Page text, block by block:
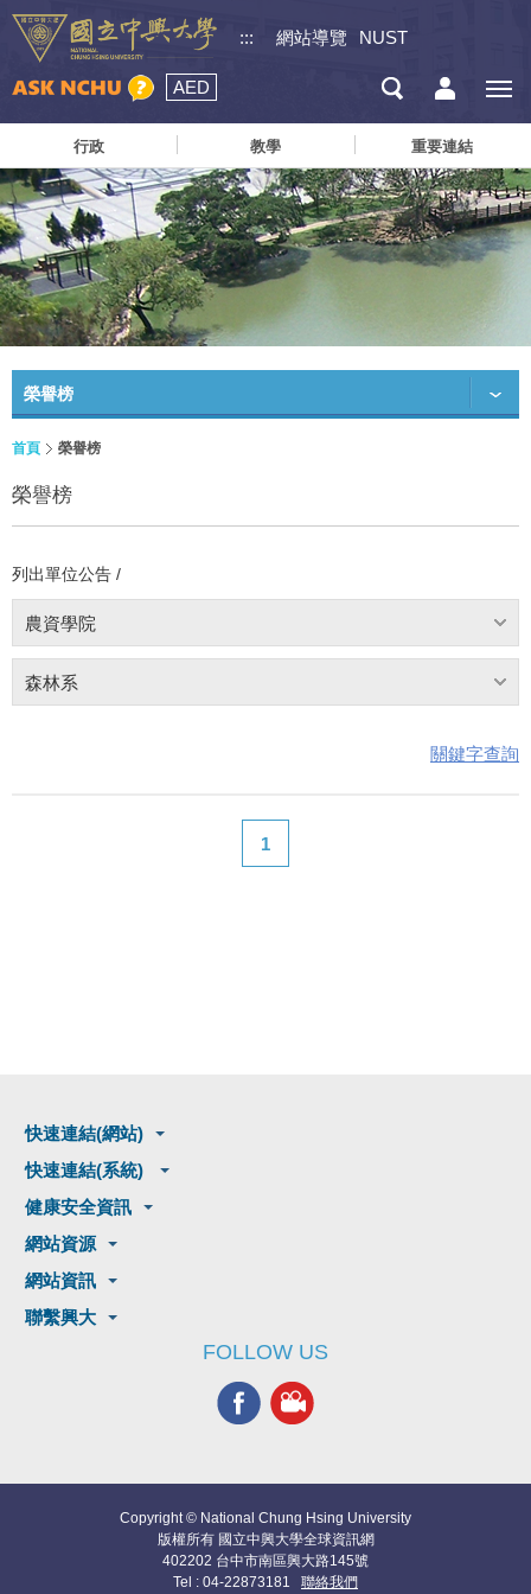
::: 網站導覽 NUST
AED
行政 教學 重要連結
榮譽榜
首頁 榮譽榜
榮譽榜
列出單位公告 /
農資學院
森林系
關鍵字查詢
1
快速連結(網站)
快速連結(系統)
健康安全資訊
網站資源
網站資訊
聯繫興大
FOLLOW US
Copyright © National Chung Hsing University
版權所有 國立中興大學全球資訊網
402202 台中市南區興大路145號
Tel : 04-22873181 聯絡我們